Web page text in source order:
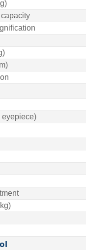
78
285
eyepiece)